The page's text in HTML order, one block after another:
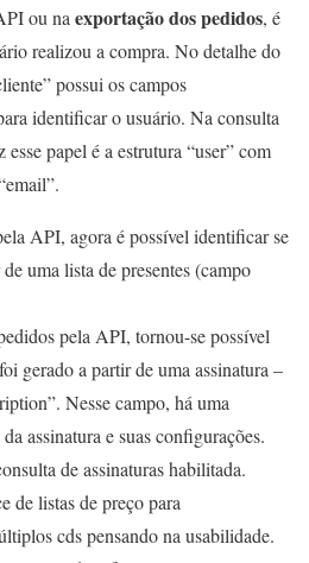
ou naexportação dos pedidos, é
realizou a compra. No detalhe do
possui os campos
identificar o usuário. Na consulta
papel é a estrutura “user” com
API, agora é possível identificar se
uma lista de presentes (campo
pela API, tornou-se possível
gerado a partir de uma assinatura –
Nesse campo, há uma
assinatura e suas configurações.
de assinaturas habilitada.
de listas de preço para
cds pensando na usabilidade.